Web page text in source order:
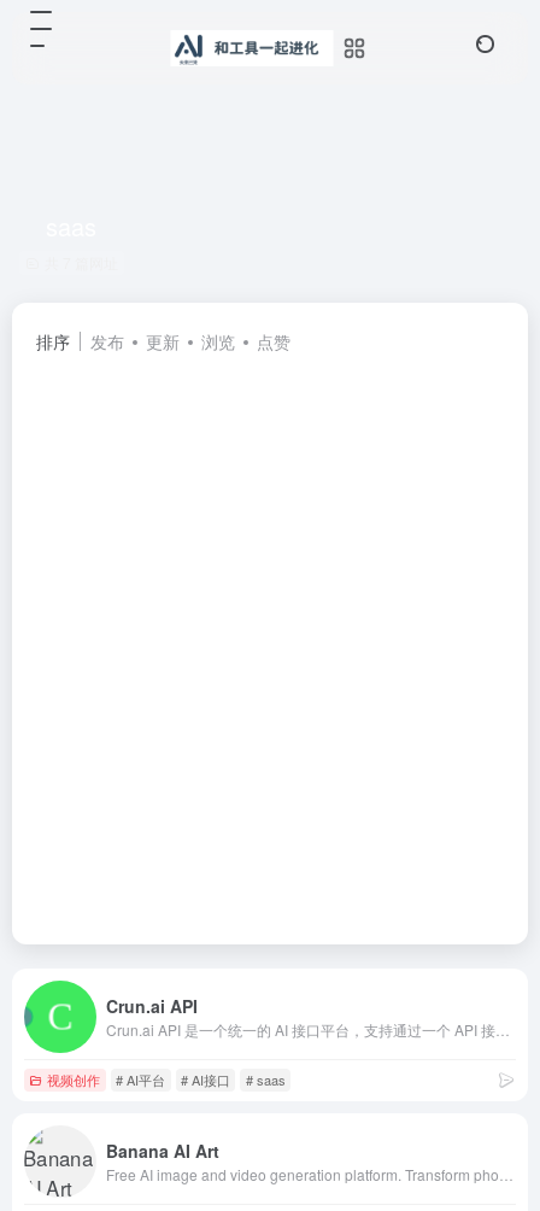
排序 发布 更新 浏览 点赞
Crun.ai API
视频创作 # AI平台 # AI接口 # saas
Banana AI Art